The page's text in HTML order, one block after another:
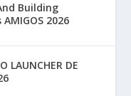
Building
2026
LAUNCHER DE